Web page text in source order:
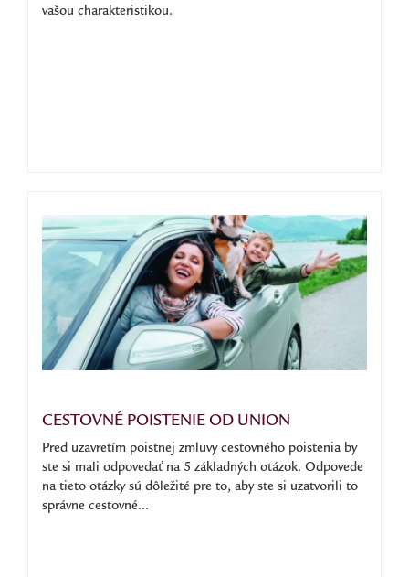
vašou charakteristikou.
CESTOVNÉ POISTENIE OD UNION
Pred uzavretím poistnej zmluvy cestovného poistenia by
ste si mali odpovedať na 5 základných otázok. Odpovede
na tieto otázky sú dôležité pre to, aby ste si uzatvorili to
správne cestovné...